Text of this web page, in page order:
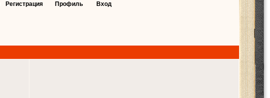
Регистрация Профиль Вход